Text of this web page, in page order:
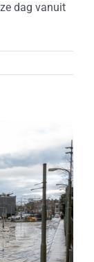
dag vanuit